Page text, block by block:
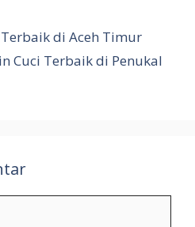
di Aceh Timur
Cuci Terbaik di Penukal